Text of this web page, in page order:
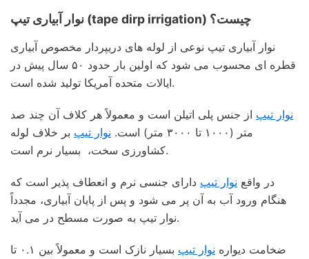
نوار آبیاری تیپ (tape dirp irrigation) چیست؟
نوار آبیاری تیپ نوعی از لوله های دریپردار مخصوص آبیاری
قطره ای محسوب می شود که اولین بار حدود ۵۰ سال پیش در
ایالات متحده آمریکا تولید شده است.
نوار تیپ از جنس پلی اتیلن است و معمولاً هر کلاف آن چند صد
متر (۱۰۰۰ تا ۳۰۰۰ متر) است.
نوار تیپ بر خلاف لوله
کشاورزی سخت، بسیار نرم است.
در واقع نوار تیپ دارای جنسی نرم و انعطاف پذیر است که
هنگام ورود آب به آن پر می شود و پس از پایان آبیاری، مجدداً
نوار تیپ به صورت مسطح در می آید.
ضخامت دیواره نوار تیپ
بسیار نازک است و معمولاً بین ۰.۱ تا